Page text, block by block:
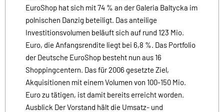
EuroShop hat sich mit 74 % an der Galeria Baltycka im
polnischen Danzig beteiligt. Das anteilige
Investitionsvolumen beläuft sich auf rund 123 Mio.
Euro, die Anfangsrendite liegt bei 6,8 %. Das Portfolio
der Deutsche EuroShop besteht nun aus 16
Shoppingcentern. Das für 2006 gesetzte Ziel,
Akquisitionen mit einem Volumen von 100-150 Mio.
Euro zu tätigen, ist damit bereits erreicht worden.
Ausblick Der Vorstand hält die Umsatz- und